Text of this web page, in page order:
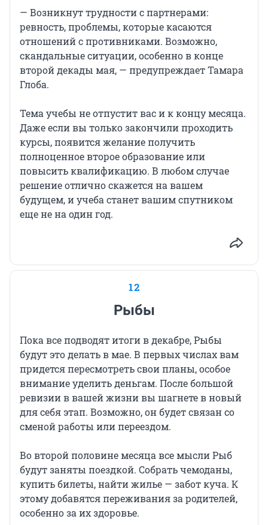
— Возникнут трудности с партнерами:
ревность, проблемы, которые касаются
отношений с противниками. Возможно,
скандальные ситуации, особенно в конце
второй декады мая, — предупреждает Тамара
Глоба.
Тема учебы не отпустит вас и к концу месяца.
Даже если вы только закончили проходить
курсы, появится желание получить
полноценное второе образование или
повысить квалификацию. В любом случае
решение отлично скажется на вашем
будущем, и учеба станет вашим спутником
еще не на один год.
12
Рыбы
Пока все подводят итоги в декабре, Рыбы
будут это делать в мае. В первых числах вам
придется пересмотреть свои планы, особое
внимание уделить деньгам. После большой
ревизии в вашей жизни вы шагнете в новый
для себя этап. Возможно, он будет связан со
сменой работы или переездом.
Во второй половине месяца все мысли Рыб
будут заняты поездкой. Собрать чемоданы,
купить билеты, найти жилье — забот куча. К
этому добавятся переживания за родителей,
особенно за их здоровье.